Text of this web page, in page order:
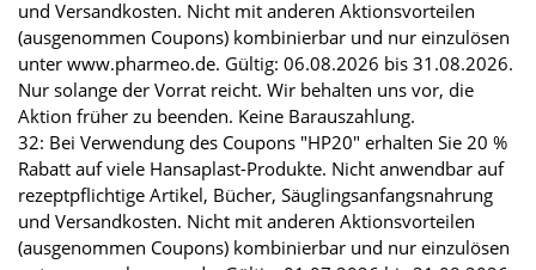
und Versandkosten. Nicht mit anderen Aktionsvorteilen
(ausgenommen Coupons) kombinierbar und nur einzulösen
unter www.pharmeo.de. Gültig: 06.08.2026 bis 31.08.2026.
Nur solange der Vorrat reicht. Wir behalten uns vor, die
Aktion früher zu beenden. Keine Barauszahlung.
32: Bei Verwendung des Coupons "HP20" erhalten Sie 20 %
Rabatt auf viele Hansaplast-Produkte. Nicht anwendbar auf
rezeptpflichtige Artikel, Bücher, Säuglingsanfangsnahrung
und Versandkosten. Nicht mit anderen Aktionsvorteilen
(ausgenommen Coupons) kombinierbar und nur einzulösen